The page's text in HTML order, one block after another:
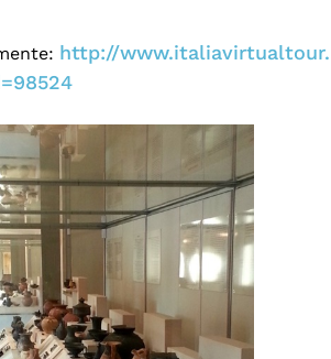
http://